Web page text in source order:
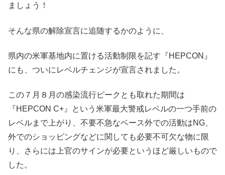
ましょう！
そんな県の解除宣言に追随するかのように、
県内の米軍基地内に置ける活動制限を記す『HEPCON』
にも、ついにレベルチェンジが宣言されました。
この７月８月の感染流行ピークとも取れた期間は
『HEPCON C+』という米軍最大警戒レベルの一つ手前の
レベルまで上がり、不要不急なベース外での活動はNG、
外でのショッピングなどに関しても必要不可欠な物に限
り、さらには上官のサインが必要というほど厳しいもので
した。